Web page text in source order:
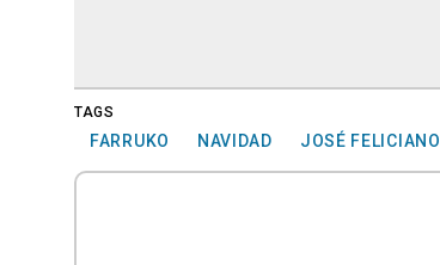
TAGS
FARRUKO NAVIDAD JOSÉ FELICIANO